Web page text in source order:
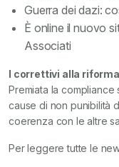
Guerra dei dazi:
È online il nuovo
Associati
I correttivi alla
Premiata la
cause di non punibilità
coerenza con le altre
Per leggere tutte le